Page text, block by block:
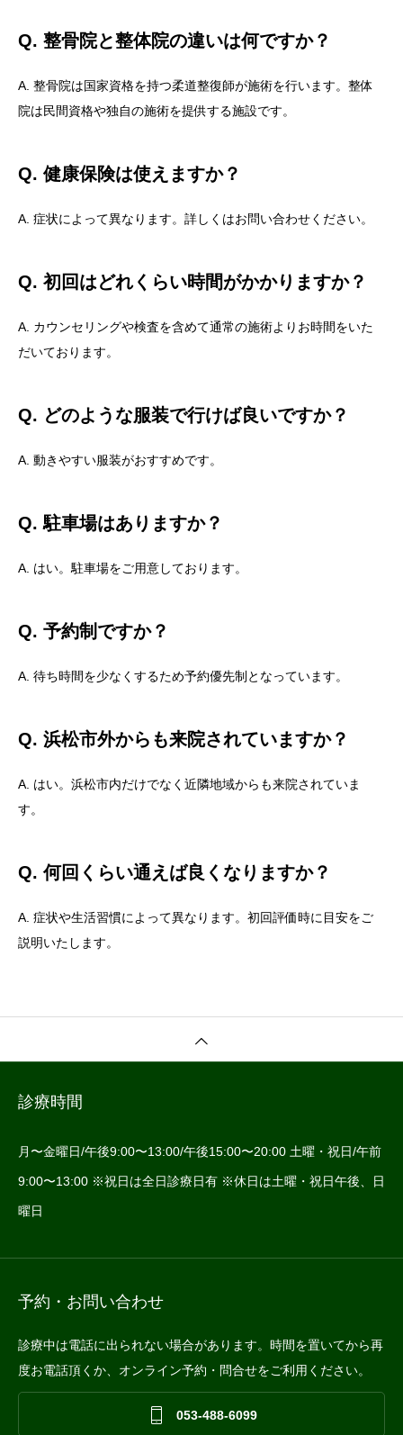
Q. 整骨院と整体院の違いは何ですか？
A. 整骨院は国家資格を持つ柔道整復師が施術を行います。整体
院は民間資格や独自の施術を提供する施設です。
Q. 健康保険は使えますか？
A. 症状によって異なります。詳しくはお問い合わせください。
Q. 初回はどれくらい時間がかかりますか？
A. カウンセリングや検査を含めて通常の施術よりお時間をいた
だいております。
Q. どのような服装で行けば良いですか？
A. 動きやすい服装がおすすめです。
Q. 駐車場はありますか？
A. はい。駐車場をご用意しております。
Q. 予約制ですか？
A. 待ち時間を少なくするため予約優先制となっています。
Q. 浜松市外からも来院されていますか？
A. はい。浜松市内だけでなく近隣地域からも来院されていま
す。
Q. 何回くらい通えば良くなりますか？
A. 症状や生活習慣によって異なります。初回評価時に目安をご
説明いたします。
診療時間
月〜金曜日/午後9:00〜13:00/午後15:00〜20:00 土曜・祝日/午前
9:00〜13:00 ※祝日は全日診療日有 ※休日は土曜・祝日午後、日
曜日
予約・お問い合わせ
診療中は電話に出られない場合があります。時間を置いてから再
度お電話頂くか、オンライン予約・問合せをご利用ください。
 053-488-6099
